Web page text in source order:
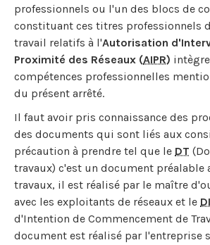
professionnels ou l'un des blocs de
constituant ces titres professionnels
travail relatifs à l'Autorisation
Proximité des Réseaux (AIPR)
compétences professionnelles
du présent arrêté.
Il faut avoir pris connaissance des
des documents qui sont liés aux
précaution à prendre tel que le DT
travaux) c'est un document préalable
travaux, il est réalisé par le maître
avec les exploitants de réseaux et le
d'Intention de Commencement de
document est réalisé par l'entreprise